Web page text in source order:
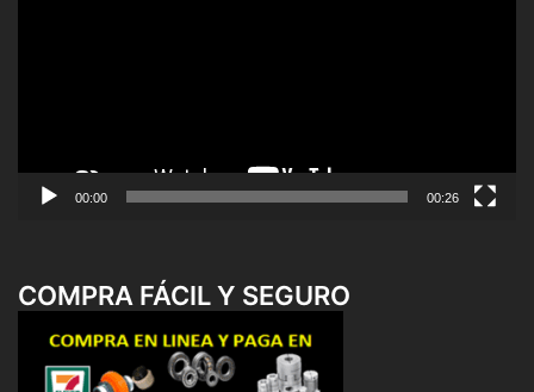
00:00 00:26
COMPRA FÁCIL Y SEGURO